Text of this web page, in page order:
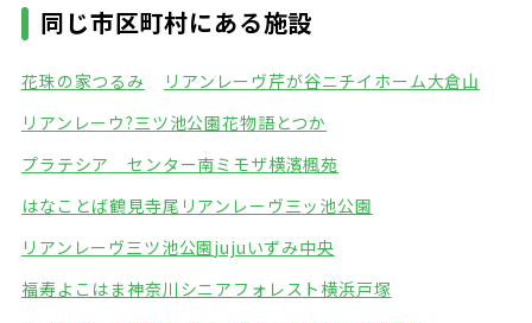
同じ市区町村にある施設
花珠の家つるみ リアンレーヴ芹が谷ニチイホーム大倉山
リアンレーウ?三ツ池公園花物語とつか
プラテシア センター南ミモザ横濱楓苑
はなことば鶴見寺尾 リアンレーヴ三ッ池公園
リアンレーヴ三ツ池公園jujuいずみ中央
福寿よこはま神奈川 シニアフォレスト横浜戸塚